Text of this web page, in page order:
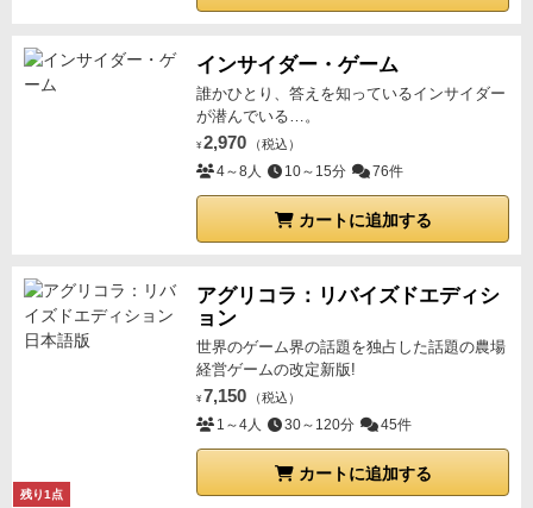
インサイダー・ゲーム
誰かひとり、答えを知っているインサイダー
が潜んでいる…。
¥ 2,970 （税込）
4～8人 10～15分 76件
カートに追加する
残り1点
アグリコラ：リバイズドエディシ
ョン
世界のゲーム界の話題を独占した話題の農場
経営ゲームの改定新版!
¥ 7,150 （税込）
1～4人 30～120分 45件
カートに追加する